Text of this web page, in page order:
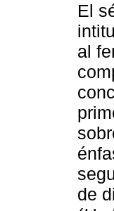
El
al
de